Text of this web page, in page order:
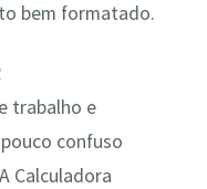
bem formatado.
trabalho e
confuso
Calculadora